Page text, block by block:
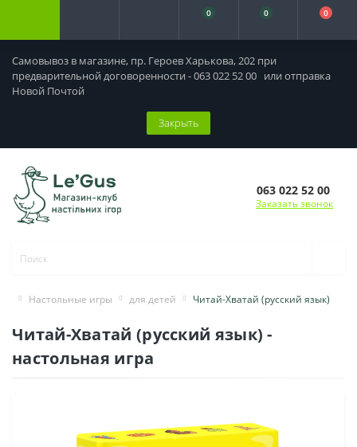
Самовывоз в магазине, пр. Героев Харькова, 202 при
предварительной договоренности - 063 022 52 00 или отправка
Новой Почтой
Закрыть
0 0 0
063 022 52 00
Заказать звонок
Настольные игры для детей Читай-Хватай (русский язык)
Читай-Хватай (русский язык) -
настольная игра